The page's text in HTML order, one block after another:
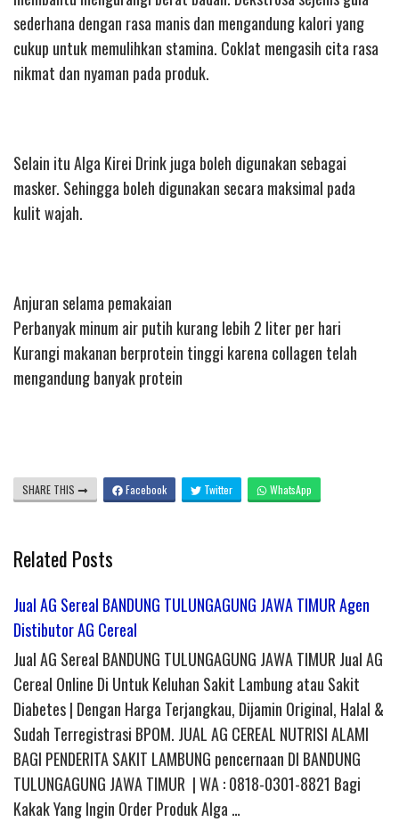
sederhana dengan rasa manis dan mengandung kalori yang
cukup untuk memulihkan stamina. Coklat mengasih cita rasa
nikmat dan nyaman pada produk.
Selain itu Alga Kirei Drink juga boleh digunakan sebagai
masker. Sehingga boleh digunakan secara maksimal pada
kulit wajah.
Anjuran selama pemakaian
Perbanyak minum air putih kurang lebih 2 liter per hari
Kurangi makanan berprotein tinggi karena collagen telah
mengandung banyak protein
SHARE THIS Facebook Twitter WhatsApp
Related Posts
Jual AG Sereal BANDUNG TULUNGAGUNG JAWA TIMUR Agen
Distibutor AG Cereal
Jual AG Sereal BANDUNG TULUNGAGUNG JAWA TIMUR Jual AG
Cereal Online Di Untuk Keluhan Sakit Lambung atau Sakit
Diabetes | Dengan Harga Terjangkau, Dijamin Original, Halal &
Sudah Terregistrasi BPOM. JUAL AG CEREAL NUTRISI ALAMI
BAGI PENDERITA SAKIT LAMBUNG pencernaan DI BANDUNG
TULUNGAGUNG JAWA TIMUR | WA : 0818-0301-8821 Bagi
Kakak Yang Ingin Order Produk Alga …